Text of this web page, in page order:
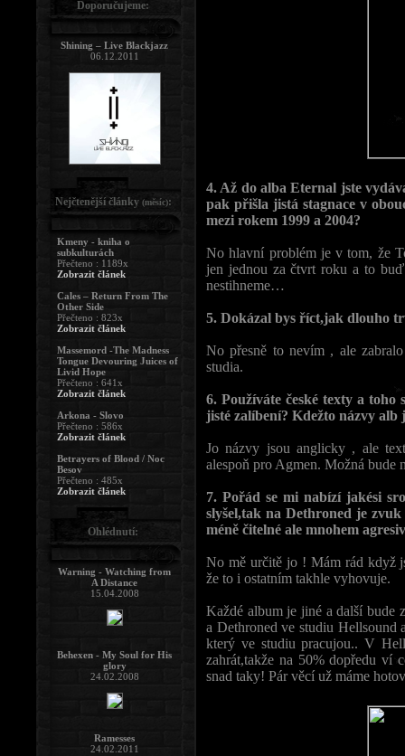
4. Až do alba Eternal jste
pak přišla jistá stagnace v
mezi rokem 1999 a 2004?
No hlavní problém je v tom, že
jen jednou za čtvrt roku a to
nestihneme…
5. Dokázal bys říct,jak dlouho
No přesně to nevím , ale
studia.
6. Používáte české texty a
jisté zalíbení? Kdežto názvy alb
Jo názvy jsou anglicky , ale
alespoň pro Agmen. Možná
7. Pořád se mi nabízí jakési
slyšel,tak na Dethroned je zvuk
méně čitelné ale mnohem
No mě určitě jo ! Mám rád když
že to i ostatním takhle vyhovuje.
Každé album je jiné a další bude
a Dethroned ve studiu
který ve studiu pracujou.. V
zahrát,takže na 50% dopředu ví
snad taky! Pár věcí už máme
Doporučujeme:
Shining – Live Blackjazz
06.12.2011
Nejčtenější články (měsíc):
Kmeny - kniha o
subkulturách
Přečteno : 1189x
Zobrazit článek
Cales – Return From The
Other Side
Přečteno : 823x
Zobrazit článek
Massemord -The Madness
Tongue Devouring Juices of
Livid Hope
Přečteno : 641x
Zobrazit článek
Arkona - Slovo
Přečteno : 586x
Zobrazit článek
Betrayers of Blood / Noc
Besov
Přečteno : 485x
Zobrazit článek
Ohlédnutí:
Warning - Watching from
A Distance
15.04.2008
Behexen - My Soul for His
glory
24.02.2008
Ramesses
24.02.2011